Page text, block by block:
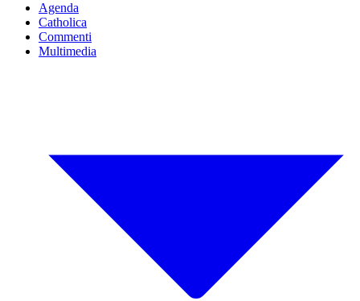
Agenda
Catholica
Commenti
Multimedia